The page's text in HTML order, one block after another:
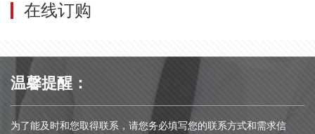
在线订购
温馨提醒：
为了能及时和您取得联系，请您务必填写您的联系方式和需求信